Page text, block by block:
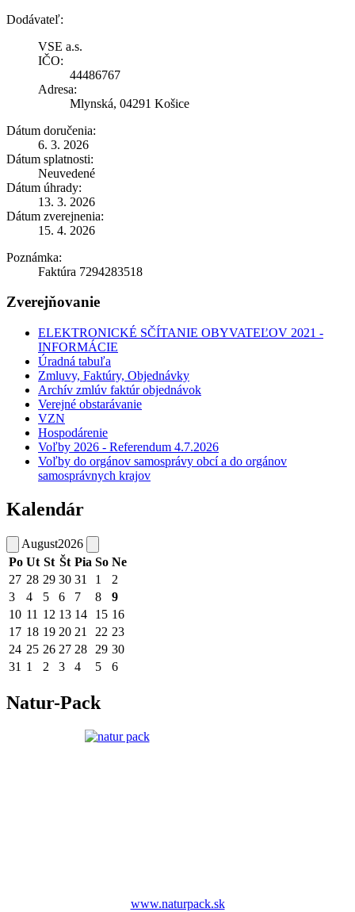
Dodávateľ:
VSE a.s.
IČO:
44486767
Adresa:
Mlynská, 04291 Košice
Dátum doručenia:
6. 3. 2026
Dátum splatnosti:
Neuvedené
Dátum úhrady:
13. 3. 2026
Dátum zverejnenia:
15. 4. 2026
Poznámka:
Faktúra 7294283518
Zverejňovanie
ELEKTRONICKÉ SČÍTANIE OBYVATEĽOV 2021 -
INFORMÁCIE
Úradná tabuľa
Zmluvy, Faktúry, Objednávky
Archív zmlúv faktúr objednávok
Verejné obstarávanie
VZN
Hospodárenie
Voľby 2026 - Referendum 4.7.2026
Voľby do orgánov samosprávy obcí a do orgánov
samosprávnych krajov
Kalendár
August2026
Po Ut St Št Pia So Ne
27 28 29 30 31 1
2
3
4 5 6 7 8
9
10 11 12 13 14 15 16
17 18 19 20 21 22 23
24 25 26 27 28 29 30
31 1 2 3 4 5 6
Natur-Pack
www.naturpack.sk